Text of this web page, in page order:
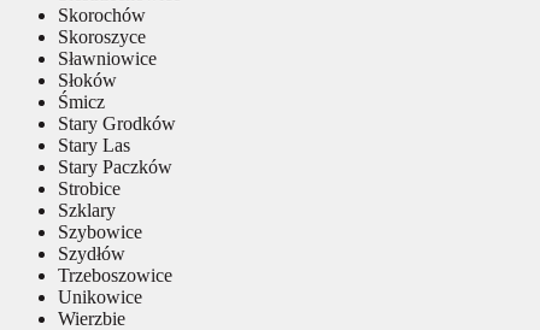
Skorochów
Skoroszyce
Sławniowice
Słoków
Śmicz
Stary Grodków
Stary Las
Stary Paczków
Strobice
Szklary
Szybowice
Szydłów
Trzeboszowice
Unikowice
Wierzbie